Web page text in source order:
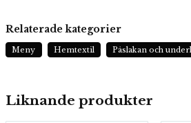
Liknande produkter
Relaterade kategorier
Meny Hemtextil Påslakan och